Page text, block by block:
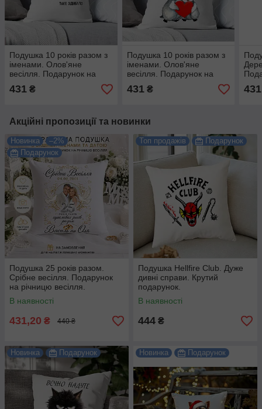
Подушка 10 років разом з
іменами. Олов'яне
весілля. Подарунок на
річницю весілля.
431 ₴
Подушка 10 років разом з
іменами. Олов'яне
весілля. Подарунок на
річницю весілля.
431₴ 431
Акційні пропозиції та новинки
Новинка
–2%
Подарунок
Подушка 25 років разом.
Срібне весілля. Подарунок
на річницю весілля.
В наявності
431,20 ₴ 440 ₴
Топ продажів Подарунок
Подушка Hellfire Club. Дуже
дивні справи. Крутий
подарунок.
В наявності
444 ₴
Новинка Подарунок Новинка Подарунок